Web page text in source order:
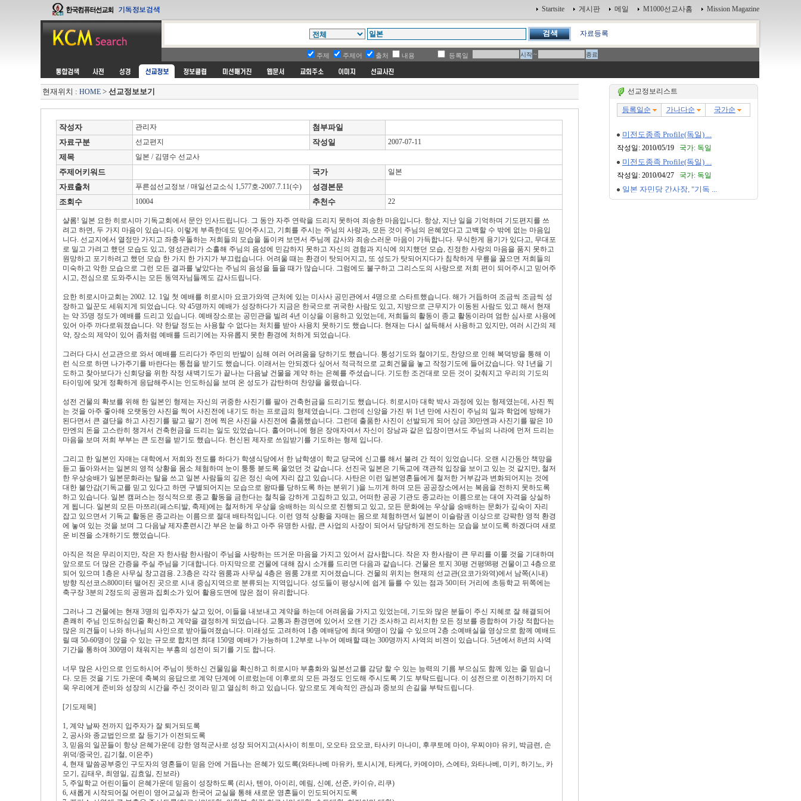
Startsite 게시판 메일 M1000선교사홈 Mission Magazine
자료등록
주제 주제어 출처 내용 등록일 ~
현재위치 : HOME> 선교정보보기
작성자 관리자
첨부파일
자료구분
선교편지 작성일 2007-07-11
제목 일본 / 김명수 선교사
주제어키워드 국가 일본
자료출처 푸른섬선교정보 / 매일선교소식 1,577호-2007.7.11(수)
성경본문
조회수
10004 추천수 22
샬롬! 일본 요한 히로시마 기독교회에서 문안 인사드립니다. 그 동안 자주 연락을 드리지 못하여 죄송한 마음입니다. 항상, 지난 일을 기억하며 기도편지를 쓰
려고 하면, 두 가지 마음이 있습니다. 이렇게 부족한데도 믿어주시고, 기회를 주시는 주님의 사랑과, 모든 것이 주님의 은혜였다고 고백할 수 밖에 없는 마음입
니다. 선교지에서 열정만 가지고 좌충우돌하는 저희들의 모습을 돌이켜 보면서 주님께 감사와 죄송스러운 마음이 가득합니다. 무식한게 용기가 있다고, 무대포
로 밀고 가려고 했던 모습도 있고, 영성관리가 소홀해 주님의 음성에 민감하지 못하고 자신의 경험과 지식에 의지했던 모습, 진정한 사랑의 마음을 품지 못하고
원망하고 포기하려고 했던 모습 한 가지 한 가지가 부끄럽습니다. 어려울 때는 환경이 탓되어지고, 또 성도가 탓되어지다가 침착하게 무릎을 꿇으면 저희들의
미숙하고 악한 모습으로 그런 모든 결과를 낳았다는 주님의 음성을 들을 때가 많습니다. 그럼에도 불구하고 그리스도의 사랑으로 저희 편이 되어주시고 믿어주
시고, 전심으로 도와주시는 모든 동역자님들께도 감사드립니다.
요한 히로시마교회는 2002. 12. 1일 첫 예배를 히로시마 요코가와역 근처에 있는 미사사 공민관에서 4명으로 스타트했습니다. 해가 거듭하며 조금씩 조금씩 성
장하고 일꾼도 세워지게 되었습니다. 약 45명까지 예배가 성장하다가 지금은 한국으로 귀국한 사람도 있고, 지방으로 근무지가 이동된 사람도 있고 해서 현재
는 약 35명 정도가 예배를 드리고 있습니다. 예배장소로는 공민관을 빌려 4년 이상을 이용하고 있었는데, 저희들의 활동이 종교 활동이라며 엄한 심사로 사용에
있어 아주 까다로워졌습니다. 약 한달 정도는 사용할 수 없다는 처치를 받아 사용치 못하기도 했습니다. 현재는 다시 설득해서 사용하고 있지만, 여러 시간의 제
약, 장소의 제약이 있어 좀처럼 예배를 드리기에는 자유롭지 못한 환경에 처하게 되었습니다.
그러다 다시 선교관으로 와서 예배를 드리다가 주민의 반발이 심해 여러 어려움을 당하기도 했습니다. 통성기도와 철야기도, 찬양으로 인해 복덕방을 통해 이
런 식으로 하면 나가주기를 바란다는 통첩을 받기도 했습니다. 이래서는 안되겠다 싶어서 적극적으로 교회건물을 놓고 작정기도에 들어갔습니다. 약 1년을 기
도하고 찾아보다가 신회당을 위한 작정 새벽기도가 끝나는 다음날 건물을 계약 하는 은혜를 주셨습니다. 기도한 조건대로 모든 것이 갖춰지고 우리의 기도의
타이밍에 맞게 정확하게 응답해주시는 인도하심을 보며 온 성도가 감탄하며 찬양을 올렸습니다.
성전 건물의 확보를 위해 한 일본인 형제는 자신의 귀중한 사진기를 팔아 건축헌금을 드리기도 했습니다. 히로시마 대학 박사 과정에 있는 형제였는데, 사진 찍
는 것을 아주 좋아해 오랫동안 사진을 찍어 사진전에 내기도 하는 프로급의 형제였습니다. 그런데 신앙을 가진 뒤 1년 만에 사진이 주님의 일과 학업에 방해가
된다면서 큰 결단을 하고 사진기를 팔고 팔기 전에 찍은 사진을 사진전에 출품했습니다. 그런데 출품한 사진이 선발되게 되어 상금 30만엔과 사진기를 팔은 10
만엔의 돈을 고스란히 챙겨서 건축헌금을 드리는 일도 있었습니다. 홀어머니에 형은 장애자여서 자신이 장남과 같은 입장이면서도 주님의 나라에 먼저 드리는
마음을 보며 저희 부부는 큰 도전을 받기도 했습니다. 헌신된 제자로 쓰임받기를 기도하는 형제 입니다.
그리고 한 일본인 자매는 대학에서 저희와 전도를 하다가 학생식당에서 한 남학생이 학교 당국에 신고를 해서 불려 간 적이 있었습니다. 오랜 시간동안 책망을
듣고 돌아와서는 일본의 영적 상황을 몸소 체험하며 눈이 퉁퉁 붇도록 울었던 것 같습니다. 선진국 일본은 기독교에 객관적 입장을 보이고 있는 것 같지만, 철저
한 우상숭배가 일본문화라는 탈을 쓰고 일본 사람들의 깊은 정신 속에 자리 잡고 있습니다. 사탄은 이런 일본영혼들에게 철저한 거부감과 변화되어지는 것에
대한 불안감(기독교를 믿고 있다고 하면 구별되어지는 모습으로 왕따를 당하도록 하는 분위기 )을 느끼게 하며 모든 공공장소에서는 복음을 전하지 못하도록
하고 있습니다. 일본 캠퍼스는 정식적으로 종교 활동을 금한다는 철칙을 강하게 고집하고 있고, 어떠한 공공 기관도 종교라는 이름으로는 대여 자격을 상실하
게 됩니다. 일본의 모든 마쯔리(페스티발, 축제)에는 철저하게 우상을 숭배하는 의식으로 진행되고 있고, 모든 문화에는 우상을 숭배하는 문화가 깊숙이 자리
잡고 있으면서 기독교 활동은 종교라는 이름으로 절대 배타적입니다. 이런 영적 상황을 자매는 몸으로 체험하면서 일본이 이슬람권 이상으로 강퍅한 영적 환경
에 놓여 있는 것을 보며 그 다음날 제자훈련시간 부은 눈을 하고 아주 유명한 사람, 큰 사업의 사장이 되어서 당당하게 전도하는 모습을 보이도록 하겠다며 새로
운 비젼을 소개하기도 했었습니다.
아직은 적은 무리이지만, 작은 자 한사람 한사람이 주님을 사랑하는 뜨거운 마음을 가지고 있어서 감사합니다. 작은 자 한사람이 큰 무리를 이룰 것을 기대하며
앞으로도 더 많은 간증을 주실 주님을 기대합니다. 마지막으로 건물에 대해 잠시 소개를 드리면 다음과 같습니다. 건물은 토지 30평 건평98평 건물이고 4층으로
되어 있으며 1층은 사무실 창고겸용. 2.3층은 각각 원룸과 사무실 4층은 원룸 2개로 지어졌습니다. 건물의 위치는 현재의 선교관(요코가와역)에서 남쪽(시내)
방향 직선코스800미터 떨어진 곳으로 시내 중심지역으로 분류되는 지역입니다. 성도들이 평상시에 쉽게 들를 수 있는 점과 50미터 거리에 초등학교 뒤쪽에는
축구장 3분의 2정도의 공원과 집회소가 있어 활용도면에 많은 점이 유리합니다.
그러나 그 건물에는 현재 3명의 입주자가 살고 있어, 이들을 내보내고 계약을 하는데 어려움을 가지고 있었는데, 기도와 많은 분들이 주신 지혜로 잘 해결되어
흔쾌히 주님 인도하심인줄 확신하고 계약을 결정하게 되었습니다. 교통과 환경면에 있어서 오랜 기간 조사하고 리서치한 모든 정보를 종합하여 가장 적합다는
많은 의견들이 나와 하나님의 사인으로 받아들여졌습니다. 미래성도 고려하여 1층 예배당에 최대 90명이 앉을 수 있으며 2층 소예배실을 영상으로 함께 예배드
릴 때 50-60명이 앉을 수 있는 규모로 합치면 최대 150명 예배가 가능하며 1.2부로 나누어 예배할 때는 300명까지 사역의 비젼이 있습니다. 5년에서 8년의 사역
기간을 통하여 300명이 채워지는 부흥의 성전이 되기를 기도 합니다.
너무 많은 사인으로 인도하시어 주님이 뜻하신 건물임을 확신하고 히로시마 부흥화와 일본선교를 감당 할 수 있는 능력의 기름 부으심도 함께 있는 줄 믿습니
다. 모든 것을 기도 가운데 축복의 응답으로 계약 단계에 이르렀는데 이후로의 모든 과정도 인도해 주시도록 기도 부탁드립니다. 이 성전으로 이전하기까지 더
욱 우리에게 준비와 성장의 시간을 주신 것이라 믿고 열심히 하고 있습니다. 앞으로도 계속적인 관심과 중보의 손길을 부탁드립니다.
[기도제목]
1, 계약 날짜 전까지 입주자가 잘 퇴거되도록
2, 공사와 종교법인으로 잘 등기가 이전되도록
3, 믿음의 일꾼들이 항상 은혜가운데 강한 영적군사로 성장 되어지고(사사이 히토미, 오오타 요오코, 타사키 마나미, 후쿠토메 마야, 우찌야마 유키, 박금련, 손
위덕/중국인, 김기철, 이은주)
4, 현재 말씀공부중인 구도자의 영혼들이 믿음 안에 거듭나는 은혜가 있도록(와타나베 마유카, 토시시게, 타케다, 카메야마, 스에타, 와타나베, 미키, 하기노, 카
모기, 김태우, 최영일, 김효일, 진보라)
5, 주일학교 어린이들이 은혜가운데 믿음이 성장하도록 (리사, 텐야, 아이리, 예림, 신예, 선준, 카이슈, 리쿠)
6, 새롭게 시작되어질 어린이 영어교실과 한국어 교실을 통해 새로운 영혼들이 인도되어지도록
선교정보리스트